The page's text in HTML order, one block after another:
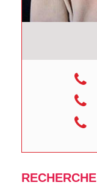
RECHERCHE